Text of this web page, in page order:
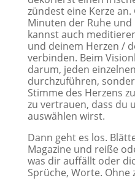
zündest eine Kerze
Minuten der Ruhe
kannst auch
und deinem Herzen /
verbinden. Beim
darum, jeden
durchzuführen,
Stimme des Herzens
zu vertrauen, dass du
auswählen wirst.
Dann geht es los.
Magazine und reiße
was dir auffällt oder
Sprüche, Worte. Ohne